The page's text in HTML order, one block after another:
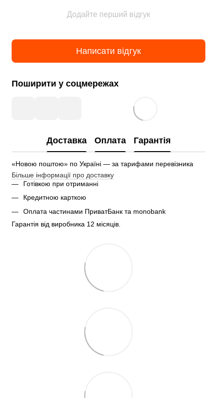
Додайте перший відгук
Написати відгук
Поширити у соцмережах
Доставка Оплата Гарантія
«Новою поштою» по Україні — за тарифами перевізника
Більше інформації про доставку
Готівкою при отриманні
Кредитною карткою
Оплата частинами ПриватБанк та monobank
Гарантія від виробника 12 місяців.